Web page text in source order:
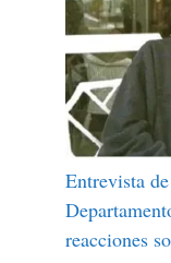
Entrevista
reacciones